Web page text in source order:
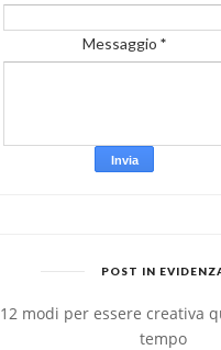
Messaggio *
POST IN
12 modi per essere creativa
tempo